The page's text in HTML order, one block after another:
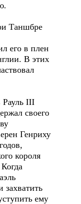
Таншбре
его в плен
В этих
Рауль III
своего
Генриху
короля
захватить
ему